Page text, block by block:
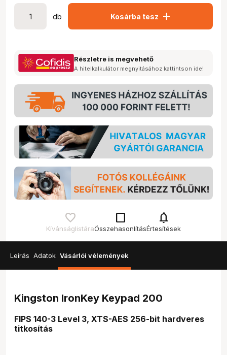
db Kosárba tesz add
Részletre is megvehető
A hitelkalkulátor megnyitásához kattintson ide!
Kívánságlistára
check_box_outline_blank
Összehasonlítás
notifications
Értesítések
Leírás Adatok Vásárlói vélemények
Kingston IronKey Keypad 200
FIPS 140-3 Level 3, XTS-AES 256-bit hardveres
titkosítás